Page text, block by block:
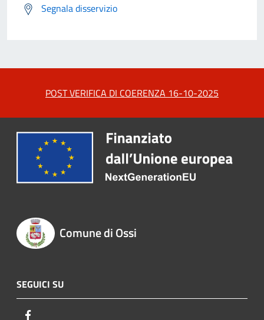
Segnala disservizio
POST VERIFICA DI COERENZA 16-10-2025
Comune di Ossi
SEGUICI SU